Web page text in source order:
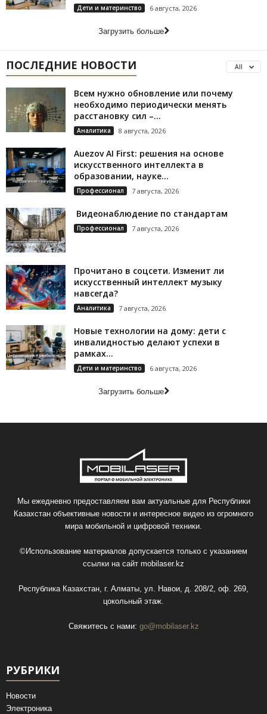
Дети и материнство 6 августа, 2026
Загрузить больше
ПОСЛЕДНИЕ НОВОСТИ All
Всем нужно обновление или почему
необходимо периодически менять
расстановку сил –...
Аналитика 8 августа, 2026
Auezov AI First: решения на основе
искусственного интеллекта в
образовании, науке...
Профессионал 7 августа, 2026
Видеонаблюдение по стандартам
Профессионал 7 августа, 2026
Прочитано в соцсети. Изменит ли
искусственный интеллект музыку
навсегда?
Аналитика 7 августа, 2026
Новые технологии на дому: дети с
инвалидностью делают успехи в
рамках...
Дети и материнство 6 августа, 2026
Загрузить больше
Мы ежедневно предоставляем вам актуальные для Республики
Казахстан объективные новости и интересное видео из огромного
мира мобильной и цифровой техники.
©Использование материалов допускается только с указанием
ссылки на сайт mobilaser.kz
Республика Казахстан, г. Алматы, ул. Навои, д. 208/2, оф. 269,
цокольный этаж.
Свяжитесь с нами: go@mobilaser.kz
РУБРИКИ
Новости
Электроника